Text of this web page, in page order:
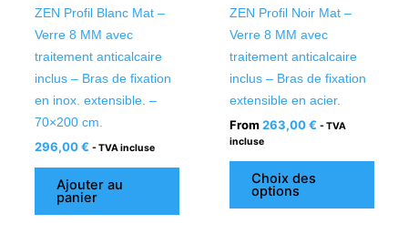
ZEN Profil Blanc Mat –
Verre 8 MM avec
traitement anticalcaire
inclus – Bras de fixation
en inox. extensible. –
70×200 cm.
296,00€ - TVA incluse
Ajouter au
panier
ZEN Profil Noir Mat –
Verre 8 MM avec
traitement anticalcaire
inclus – Bras de fixation
extensible en acier.
From 263,00€ - TVA
incluse
Choix des
options